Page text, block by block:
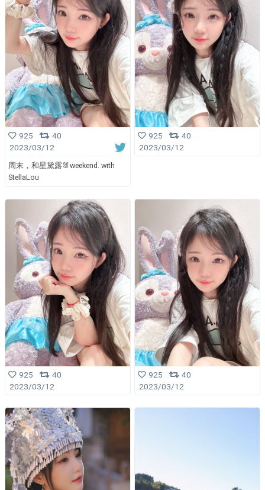
925
40
2023/03/12
周末，和星黛露🐰weekend. with
StellaLou
925
40
2023/03/12
925
40
2023/03/12
925
40
2023/03/12